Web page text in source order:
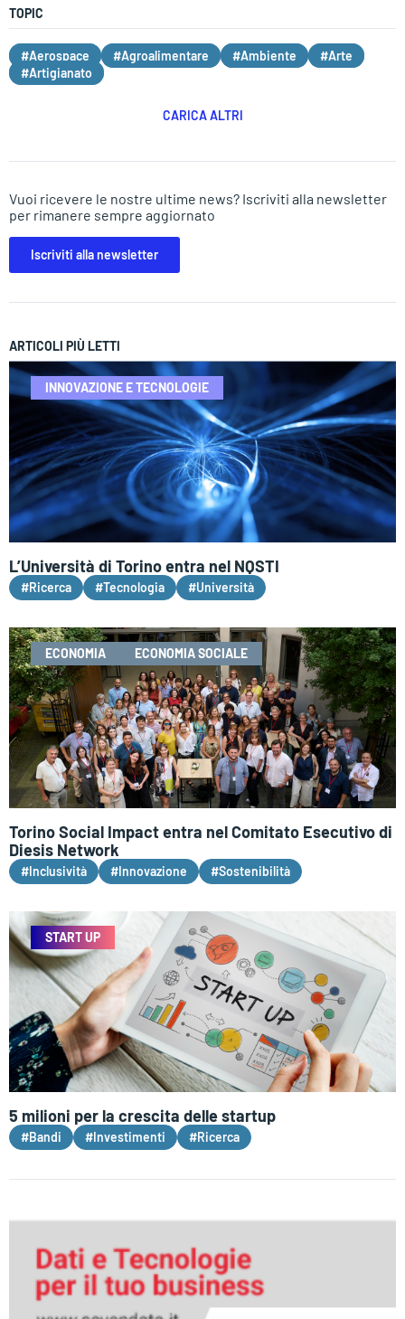
TOPIC
#Aerospace #Agroalimentare #Ambiente
#Arte
#Artigianato
CARICA ALTRI
Vuoi ricevere le nostre ultime news? Iscriviti alla newsletter
per rimanere sempre aggiornato
Iscriviti alla newsletter
ARTICOLI PIÙ LETTI
INNOVAZIONE E TECNOLOGIE
L’Università di Torino entra nel NQSTI
#Ricerca #Tecnologia #Università
ECONOMIA ECONOMIA SOCIALE
Torino Social Impact entra nel Comitato Esecutivo di
Diesis Network
#Inclusività #Innovazione #Sostenibilità
START UP
5 milioni per la crescita delle startup
#Bandi #Investimenti #Ricerca